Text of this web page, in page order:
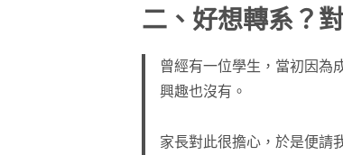
二、好想轉系？
曾經有一位學生，當初因為
興趣也沒有。
家長對此很擔心，於是便請